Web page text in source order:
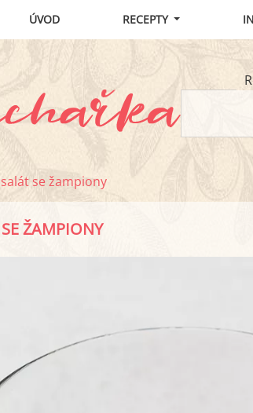
ÚVOD RECEPTY
se žampiony
ŽAMPIONY